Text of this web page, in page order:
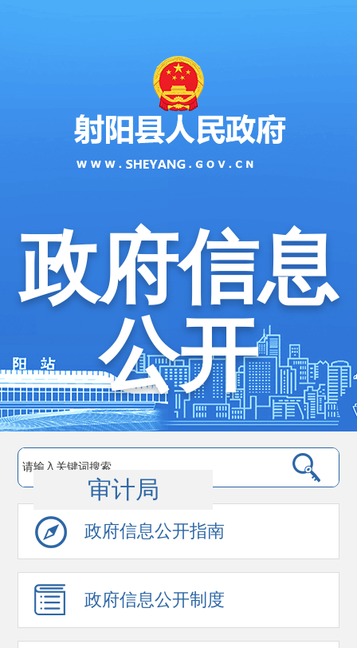
政府信息
公开
审计局
政府信息公开指南
政府信息公开制度